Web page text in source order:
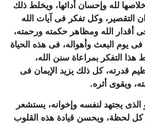
لله وإحسان أدائها، ويخلط ذلك
التقصير، وكل تفكر فى آيات الله
فى أقدار الله ومظاهر حكمته ورحمته،
فى يوم البعث وأهواله، فى هذه الحياة
هذا التفكر بمراعاة سنن الله،
قدرته، كل ذلك يزيد الإيمان فى
ويقوى أثره.
الذى يجتهد لنفسه وإخوانه، يستشعر
كل لحظة، ويحسن قيادة هذه القلوب